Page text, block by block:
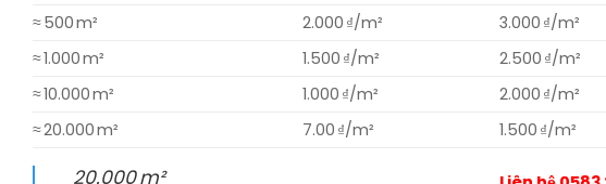
≈ 500 m²
2.000 ₫/m²
3.000 ₫/m²
≈ 1.000 m²
1.500 ₫/m²
2.500 ₫/m²
≈ 10.000 m²
1.000 ₫/m²
2.000 ₫/m²
≈ 20.000 m²
7.00 ₫/m² 1.500 ₫/m²
20.000 m²